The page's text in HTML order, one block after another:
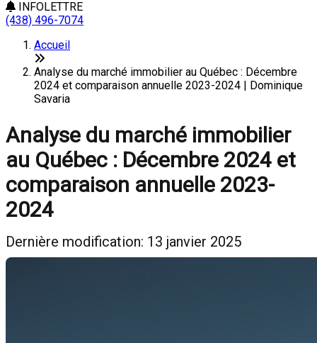
INFOLETTRE
(438) 496-7074
Accueil
Analyse du marché immobilier au Québec : Décembre
2024 et comparaison annuelle 2023-2024 | Dominique
Savaria
Analyse du marché immobilier
au Québec : Décembre 2024 et
comparaison annuelle 2023-
2024
Dernière modification: 13 janvier 2025